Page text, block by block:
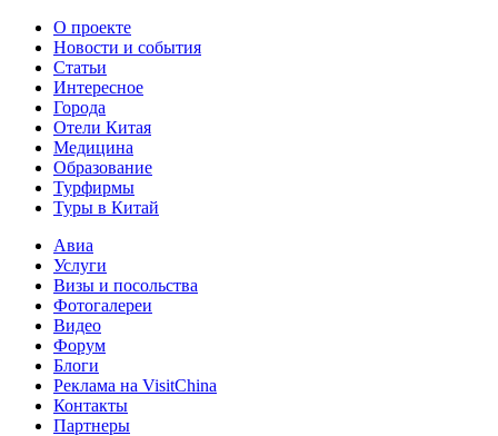
О проекте
Новости и события
Статьи
Интересное
Города
Отели Китая
Медицина
Образование
Турфирмы
Туры в Китай
Авиа
Услуги
Визы и посольства
Фотогалереи
Видео
Форум
Блоги
Реклама на VisitChina
Контакты
Партнеры